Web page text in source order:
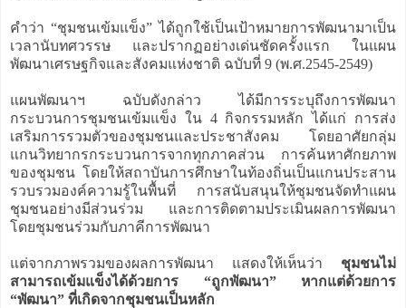
คำว่า “ชุมชนเข้มแข็ง” ได้ถูกใช้เป็นเป้าหมายการพัฒนามาเป็น
เวลานับทศวรรษ และปรากฏอย่างเด่นชัดครั้งแรก ในแผน
พัฒนาเศรษฐกิจและสังคมแห่งชาติ ฉบับที่ 9 (พ.ศ.2545-2549)
แผนพัฒนาฯ ฉบับดังกล่าว ได้มีการระบุถึงการพัฒนา
กระบวนการชุมชนเข้มแข็ง ใน 4 กิจกรรมหลัก ได้แก่ การส่ง
เสริมการรวมตัวของชุมชนและประชาสังคม โดยอาศัยกลุ่ม
แกนวิทยากรกระบวนการจากทุกภาคส่วน การค้นหาศักยภาพ
ของชุมชน โดยให้สถาบันการศึกษาในท้องถิ่นเป็นแกนประสาน
รวบรวมองค์ความรู้ในพื้นที่ การสนับสนุนให้ชุมชนจัดทำแผน
ชุมชนอย่างมีส่วนร่วม และการติดตามประเมินผลการพัฒนา
โดยชุมชนร่วมกับภาคีการพัฒนา
แต่จากภาพรวมของผลการพัฒนา แสดงให้เห็นว่า ชุมชนไม่
สามารถเข้มแข็งได้ด้วยการ “ถูกพัฒนา” หากแต่ด้วยการ
“พัฒนา” ที่เกิดจากชุมชนเป็นหลัก